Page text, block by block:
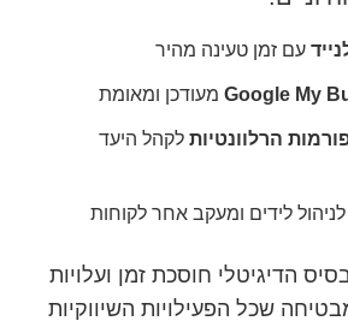
עם זמן טעינה מהיר
מעודכן ומאומת
הרלוונטיות לקהל היעד
לניהול לידים ומעקב אחר לקוחות
הדיגיטלי חוסכת זמן ועלויות
שכל הפעילויות השיווקיות